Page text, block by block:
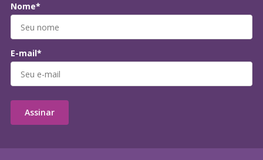
Nome*
E-mail*
Assinar